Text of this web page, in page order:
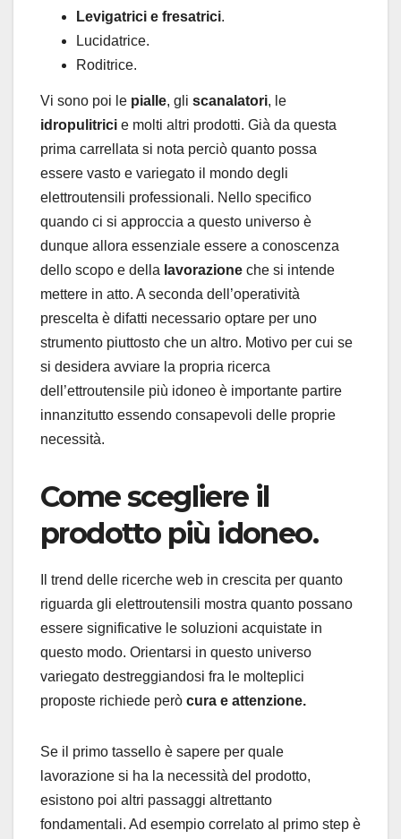
Levigatrici e fresatrici.
Lucidatrice.
Roditrice.
Vi sono poi le pialle, gli scanalatori, le
idropulitrici e molti altri prodotti. Già da questa
prima carrellata si nota perciò quanto possa
essere vasto e variegato il mondo degli
elettroutensili professionali. Nello specifico
quando ci si approccia a questo universo è
dunque allora essenziale essere a conoscenza
dello scopo e della lavorazione che si intende
mettere in atto. A seconda dell’operatività
prescelta è difatti necessario optare per uno
strumento piuttosto che un altro. Motivo per cui se
si desidera avviare la propria ricerca
dell’ettroutensile più idoneo è importante partire
innanzitutto essendo consapevoli delle proprie
necessità.
Come scegliere il
prodotto più idoneo.
Il trend delle ricerche web in crescita per quanto
riguarda gli elettroutensili mostra quanto possano
essere significative le soluzioni acquistate in
questo modo. Orientarsi in questo universo
variegato destreggiandosi fra le molteplici
proposte richiede però cura e attenzione.
Se il primo tassello è sapere per quale
lavorazione si ha la necessità del prodotto,
esistono poi altri passaggi altrettanto
fondamentali. Ad esempio correlato al primo step è